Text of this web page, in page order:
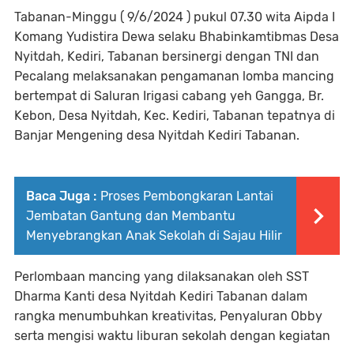
Tabanan-Minggu ( 9/6/2024 ) pukul 07.30 wita Aipda I
Komang Yudistira Dewa selaku Bhabinkamtibmas Desa
Nyitdah, Kediri, Tabanan bersinergi dengan TNI dan
Pecalang melaksanakan pengamanan lomba mancing
bertempat di Saluran Irigasi cabang yeh Gangga, Br.
Kebon, Desa Nyitdah, Kec. Kediri, Tabanan tepatnya di
Banjar Mengening desa Nyitdah Kediri Tabanan.
Baca Juga : Proses Pembongkaran Lantai
Jembatan Gantung dan Membantu
Menyebrangkan Anak Sekolah di Sajau Hilir
Perlombaan mancing yang dilaksanakan oleh SST
Dharma Kanti desa Nyitdah Kediri Tabanan dalam
rangka menumbuhkan kreativitas, Penyaluran Obby
serta mengisi waktu liburan sekolah dengan kegiatan